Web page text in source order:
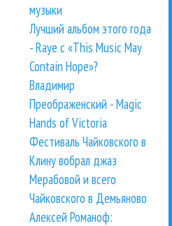
музыки
Лучший альбом этого года
- Raye с «This Music May
Contain Hope»?
Владимир
Преображенский - Magic
Hands of Victoria
Фестиваль Чайковского в
Клину вобрал джаз
Мерабовой и всего
Чайковского в Демьяново
Алексей Романоф: